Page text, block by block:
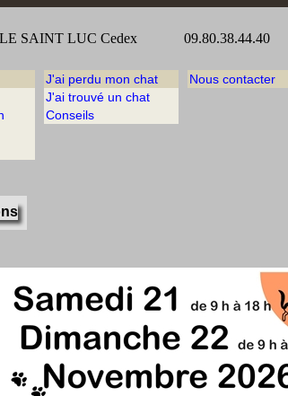
SAINT LUC Cedex
J'ai perdu mon chat
J'ai trouvé un chat
Conseils
Nous contacter